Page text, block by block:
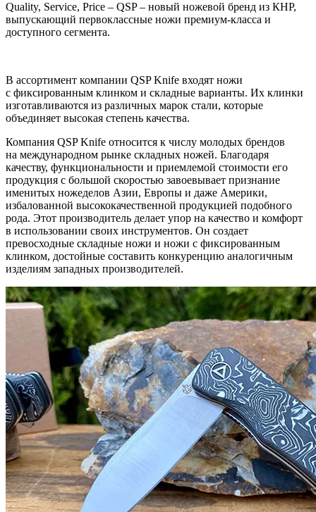
Quality, Service, Price – QSP – новый ножевой бренд из КНР,
выпускающий первоклассные ножи премиум-класса и
доступного сегмента.
В ассортимент компании QSP Knife входят ножи
с фиксированным клинком и складные варианты. Их клинки
изготавливаются из различных марок стали, которые
объединяет высокая степень качества.
Компания QSP Knife относится к числу молодых брендов
на международном рынке складных ножей. Благодаря
качеству, функциональности и приемлемой стоимости его
продукция с большой скоростью завоевывает признание
именитых ножеделов Азии, Европы и даже Америки,
избалованной высококачественной продукцией подобного
рода. Этот производитель делает упор на качество и комфорт
в использовании своих инструментов. Он создает
превосходные складные ножи и ножи с фиксированным
клинком, достойные составить конкуренцию аналогичным
изделиям западных производителей.